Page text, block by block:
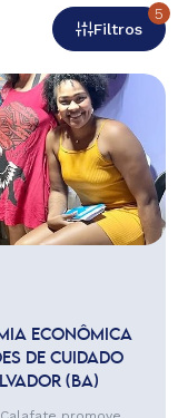
Filtros
5
ECONÔMICA
DE CUIDADO
(BA)